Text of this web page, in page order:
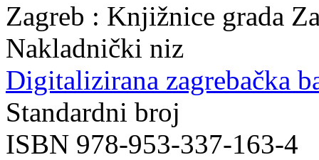
Zagreb : Knjižnice grada
Nakladnički niz
Digitalizirana zagrebačka
Standardni broj
ISBN 978-953-337-163-4